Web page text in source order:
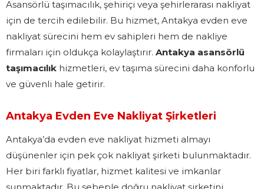
Asansörlü taşımacılık, şehiriçi veya şehirlerarası nakliyat
için de tercih edilebilir. Bu hizmet, Antakya evden eve
nakliyat sürecini hem ev sahipleri hem de nakliye
firmaları için oldukça kolaylaştırır. Antakya asansörlü
taşımacılık hizmetleri, ev taşıma sürecini daha konforlu
ve güvenli hale getirir.
Antakya Evden Eve Nakliyat Şirketleri
Antakya’da evden eve nakliyat hizmeti almayı
düşünenler için pek çok nakliyat şirketi bulunmaktadır.
Her biri farklı fiyatlar, hizmet kalitesi ve imkanlar